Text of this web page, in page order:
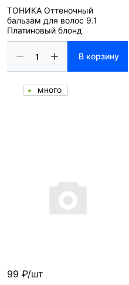
ТОНИКА Оттеночный
бальзам для волос 9.1
Платиновый блонд
В корзину
много
99 ₽/шт